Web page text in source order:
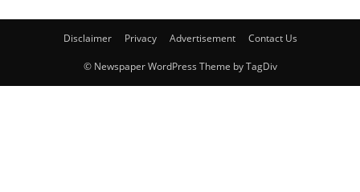
Disclaimer Privacy Advertisement Contact Us
© Newspaper WordPress Theme by TagDiv